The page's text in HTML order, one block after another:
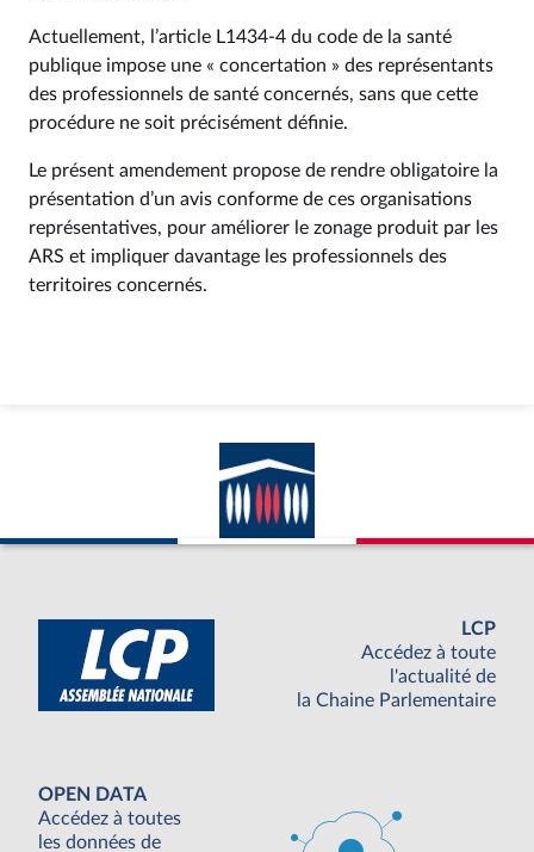
Actuellement, l’article L1434-4 du code de la santé
publique impose une « concertation » des représentants
des professionnels de santé concernés, sans que cette
procédure ne soit précisément définie.
Le présent amendement propose de rendre obligatoire la
présentation d’un avis conforme de ces organisations
représentatives, pour améliorer le zonage produit par les
ARS et impliquer davantage les professionnels des
territoires concernés.
LCP
Accédez à toute
l'actualité de
la Chaine Parlementaire
OPEN DATA
Accédez à toutes
les données de